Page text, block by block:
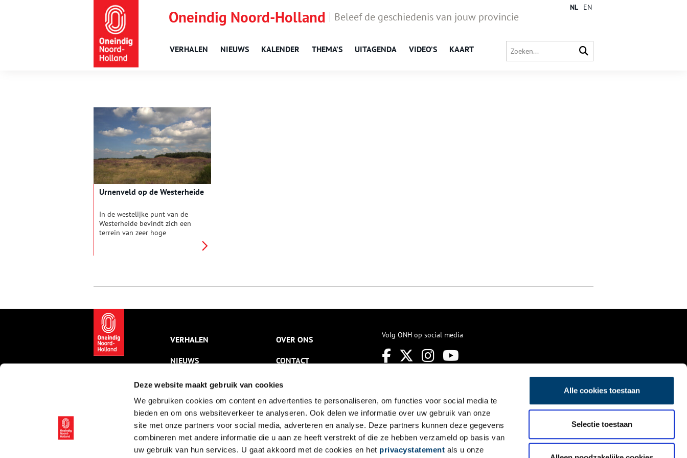
Deze website maakt gebruik van cookies
We gebruiken cookies om content en advertenties te personaliseren, om functies voor social media te
bieden en om ons websiteverkeer te analyseren. Ook delen we informatie over uw gebruik van onze
site met onze partners voor social media, adverteren en analyse. Deze partners kunnen deze gegevens
combineren met andere informatie die u aan ze heeft verstrekt of die ze hebben verzameld op basis van
uw gebruik van hun services. U gaat akkoord met de cookies en het privacystatement als u onze
Alle cookies toestaan
Selectie toestaan
Oneindig Noord-Holland Beleef de geschiedenis van jouw provincie
VERHALEN NIEUWS KALENDER THEMA’S UITAGENDA VIDEO’S KAART
NL EN
Urnenveld op de Westerheide
In de westelijke punt van de
Westerheide bevindt zich een
terrein van zeer hoge
met de ijzertijd,
ijzertijd en de middeleeuwen,
een kamp (het vierde) en een
banscheiding uit 1428.
VERHALEN
NIEUWS
KALENDER
THEMA’S
ACTIVITEITEN
VIDEO’S
OVER ONS
CONTACT
NIEUWSBRIEF
DISCLAIMER
PRIVACY
TOEGANKELIJKHEID
Volg ONH op social media